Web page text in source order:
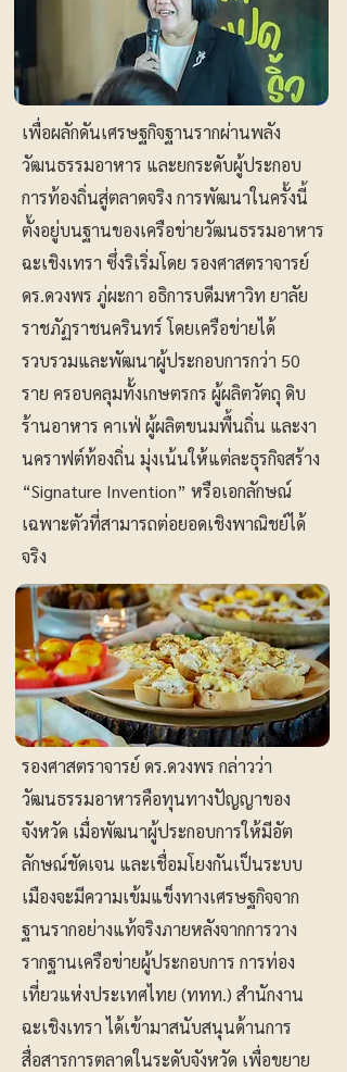
เพื่อผลักดันเศรษฐกิจฐานรากผ่านพลัง
วัฒนธรรมอาหาร และยกระดับผู้ประกอบ
การท้องถิ่นสู่ตลาดจริง การพัฒนาในครั้งนี้
ตั้งอยู่บนฐานของเครือข่ายวัฒนธรรมอาหาร
ฉะเชิงเทรา ซึ่งริเริ่มโดย รองศาสตราจารย์
ดร.ดวงพร ภู่ผะกา อธิการบดีมหาวิท ยาลัย
ราชภัฏราชนครินทร์ โดยเครือข่ายได้
รวบรวมและพัฒนาผู้ประกอบการกว่า 50
ราย ครอบคลุมทั้งเกษตรกร ผู้ผลิตวัตถุ ดิบ
ร้านอาหาร คาเฟ่ ผู้ผลิตขนมพื้นถิ่น และงา
นคราฟต์ท้องถิ่น มุ่งเน้นให้แต่ละธุรกิจสร้าง
“Signature Invention” หรือเอกลักษณ์
เฉพาะตัวที่สามารถต่อยอดเชิงพาณิชย์ได้
จริง
รองศาสตราจารย์ ดร.ดวงพร กล่าวว่า
วัฒนธรรมอาหารคือทุนทางปัญญาของ
จังหวัด เมื่อพัฒนาผู้ประกอบการให้มีอัต
ลักษณ์ชัดเจน และเชื่อมโยงกันเป็นระบบ
เมืองจะมีความเข้มแข็งทางเศรษฐกิจจาก
ฐานรากอย่างแท้จริงภายหลังจากการวาง
รากฐานเครือข่ายผู้ประกอบการ การท่อง
เที่ยวแห่งประเทศไทย (ททท.) สำนักงาน
ฉะเชิงเทรา ได้เข้ามาสนับสนุนด้านการ
สื่อสารการตลาดในระดับจังหวัด เพื่อขยาย